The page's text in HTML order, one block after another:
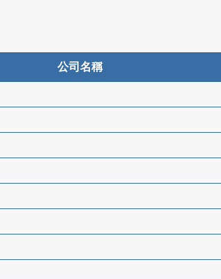
公司名稱